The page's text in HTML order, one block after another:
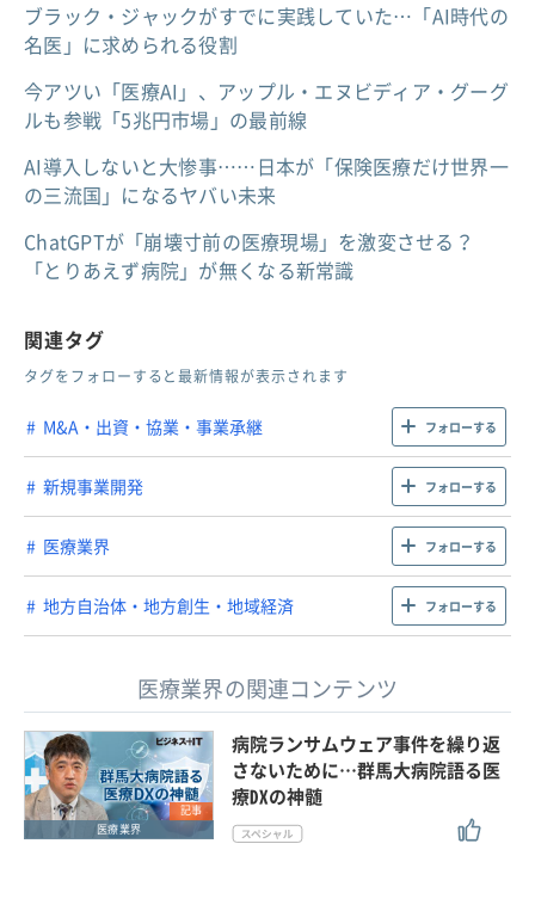
ブラック・ジャックがすでに実践していた…「AI時代の
名医」に求められる役割
今アツい「医療AI」、アップル・エヌビディア・グーグ
ルも参戦「5兆円市場」の最前線
AI導入しないと大惨事……日本が「保険医療だけ世界一
の三流国」になるヤバい未来
ChatGPTが「崩壊寸前の医療現場」を激変させる？
「とりあえず病院」が無くなる新常識
関連タグ
タグをフォローすると最新情報が表示されます
M&A・出資・協業・事業承継 フォローする
新規事業開発 フォローする
医療業界 フォローする
地方自治体・地方創生・地域経済 フォローする
医療業界の関連コンテンツ
記事
医療業界
病院ランサムウェア事件を繰り返
さないために…群馬大病院語る医
療DXの神髄